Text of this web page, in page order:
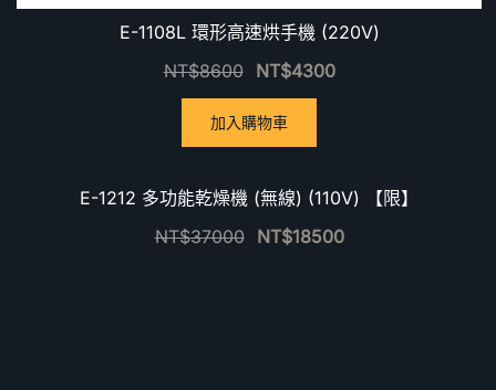
E-1108L 環形高速烘手機 (220V)
NT$8600 NT$4300
加入購物車
優惠中！E-1212 多功能乾燥機 (無線) (110V) 【限】
NT$37000 NT$18500